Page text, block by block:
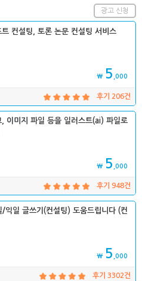
광고 신청
트 컨설팅, 토론 논문 컨설팅 서비스
₩ 5 ,000
후기 206건
, 이미지 파일 등을 일러스트(ai) 파일로
₩ 5 ,000
후기 948건
/익일 글쓰기(컨설팅) 도움드립니다 (컨
₩ 5 ,000
후기 3302건